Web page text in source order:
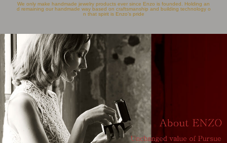
We only make handmade jewelry products ever since Enzo is founded. Holding an
d remaining our handmade way based on craftsmanship and building technology o
n that spirit is Enzo’s pride